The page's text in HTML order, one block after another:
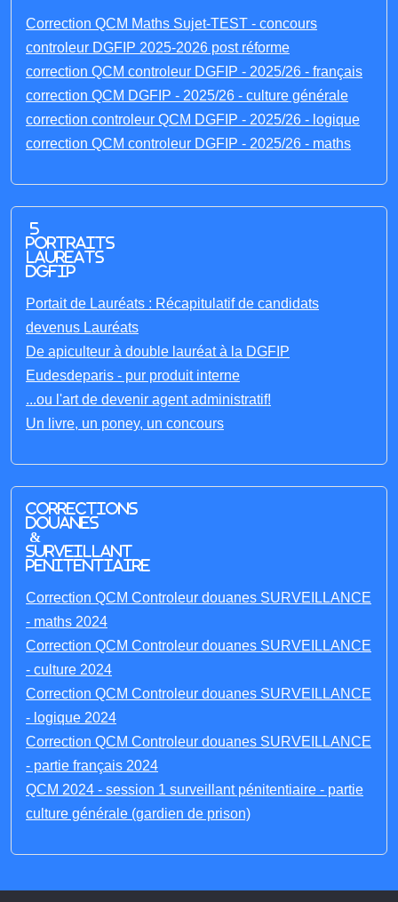
Correction QCM Maths Sujet-TEST - concours
controleur DGFIP 2025-2026 post réforme
correction QCM controleur DGFIP - 2025/26 - français
correction QCM DGFIP - 2025/26 - culture générale
correction controleur QCM DGFIP - 2025/26 - logique
correction QCM controleur DGFIP - 2025/26 - maths
5
portraits
laureats
DGFIP
Portait de Lauréats : Récapitulatif de candidats
devenus Lauréats
De apiculteur à double lauréat à la DGFIP
Eudesdeparis - pur produit interne
...ou l'art de devenir agent administratif!
Un livre, un poney, un concours
Corrections
Douanes
&
Surveillant
penitentiaire
Correction QCM Controleur douanes SURVEILLANCE
- maths 2024
Correction QCM Controleur douanes SURVEILLANCE
- culture 2024
Correction QCM Controleur douanes SURVEILLANCE
- logique 2024
Correction QCM Controleur douanes SURVEILLANCE
- partie français 2024
QCM 2024 - session 1 surveillant pénitentiaire - partie
culture générale (gardien de prison)